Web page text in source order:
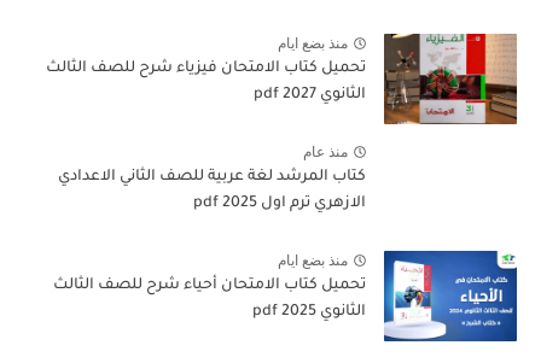
منذ بضع ايام
تحميل كتاب الامتحان فيزياء شرح للصف الثالث
الثانوي 2027 pdf
منذ عام
كتاب المرشد لغة عربية للصف الثاني الاعدادي
الازهري ترم اول 2025 pdf
منذ بضع ايام
تحميل كتاب الامتحان أحياء شرح للصف الثالث
الثانوي 2025 pdf